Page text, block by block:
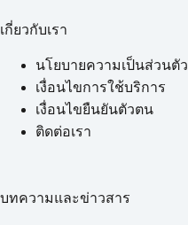
เกี่ยวกับเรา
นโยบายความเป็นส่วนตัว
เงื่อนไขการใช้บริการ
เงื่อนไขยืนยันตัวตน
ติดต่อเรา
บทความและข่าวสาร